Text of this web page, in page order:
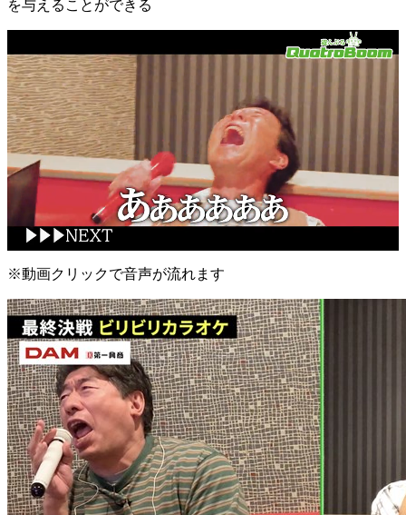
を与えることができる
※動画クリックで音声が流れます